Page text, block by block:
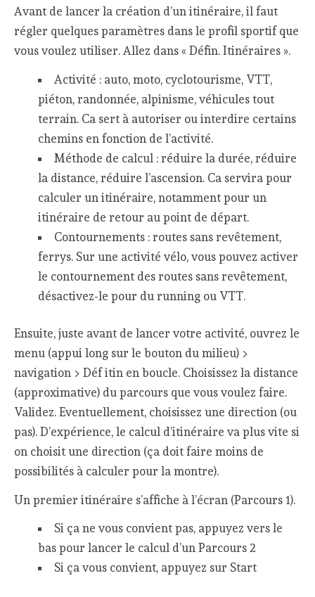
Avant de lancer la création d’un itinéraire, il faut
régler quelques paramètres dans le profil sportif que
vous voulez utiliser. Allez dans « Défin. Itinéraires ».
Activité : auto, moto, cyclotourisme, VTT,
piéton, randonnée, alpinisme, véhicules tout
terrain. Ca sert à autoriser ou interdire certains
chemins en fonction de l’activité.
Méthode de calcul : réduire la durée, réduire
la distance, réduire l’ascension. Ca servira pour
calculer un itinéraire, notamment pour un
itinéraire de retour au point de départ.
Contournements : routes sans revêtement,
ferrys. Sur une activité vélo, vous pouvez activer
le contournement des routes sans revêtement,
désactivez-le pour du running ou VTT.
Ensuite, juste avant de lancer votre activité, ouvrez le
menu (appui long sur le bouton du milieu) >
navigation > Déf itin en boucle. Choisissez la distance
(approximative) du parcours que vous voulez faire.
Validez. Eventuellement, choisissez une direction (ou
pas). D’expérience, le calcul d’itinéraire va plus vite si
on choisit une direction (ça doit faire moins de
possibilités à calculer pour la montre).
Un premier itinéraire s’affiche à l’écran (Parcours 1).
Si ça ne vous convient pas, appuyez vers le
bas pour lancer le calcul d’un Parcours 2
Si ça vous convient, appuyez sur Start